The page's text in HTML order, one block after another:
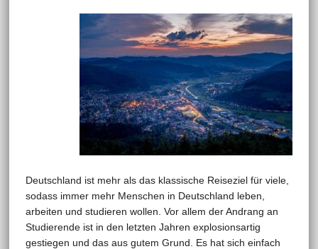
Deutschland ist mehr als das klassische Reiseziel für viele,
sodass immer mehr Menschen in Deutschland leben,
arbeiten und studieren wollen. Vor allem der Andrang an
Studierende ist in den letzten Jahren explosionsartig
gestiegen und das aus gutem Grund. Es hat sich einfach